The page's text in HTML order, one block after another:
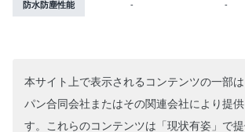
防水防塵性能 - -
本サイト上で表示されるコンテンツの一部
パン合同会社またはその関連会社により提
す。これらのコンテンツは「現状有姿」で提